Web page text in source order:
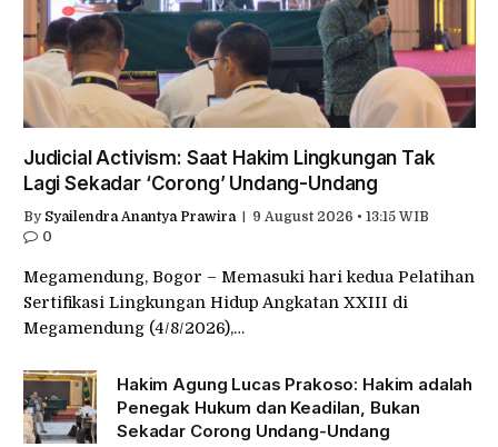
Judicial Activism: Saat Hakim Lingkungan Tak
Lagi Sekadar ‘Corong’ Undang-Undang
By Syailendra Anantya Prawira
9 August 2026 • 13:15 WIB
0
Megamendung, Bogor – Memasuki hari kedua Pelatihan
Sertifikasi Lingkungan Hidup Angkatan XXIII di
Megamendung (4/8/2026),…
Hakim Agung Lucas Prakoso: Hakim adalah
Penegak Hukum dan Keadilan, Bukan
Sekadar Corong Undang-Undang